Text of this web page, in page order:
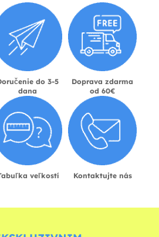
do 3-5
dana
Doprava zdarma
od 60€
veľkostí Kontaktujte nás